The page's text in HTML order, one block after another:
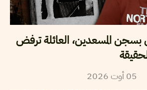
بسجن المسعدين، العائلة ترفض
05 أوت2026